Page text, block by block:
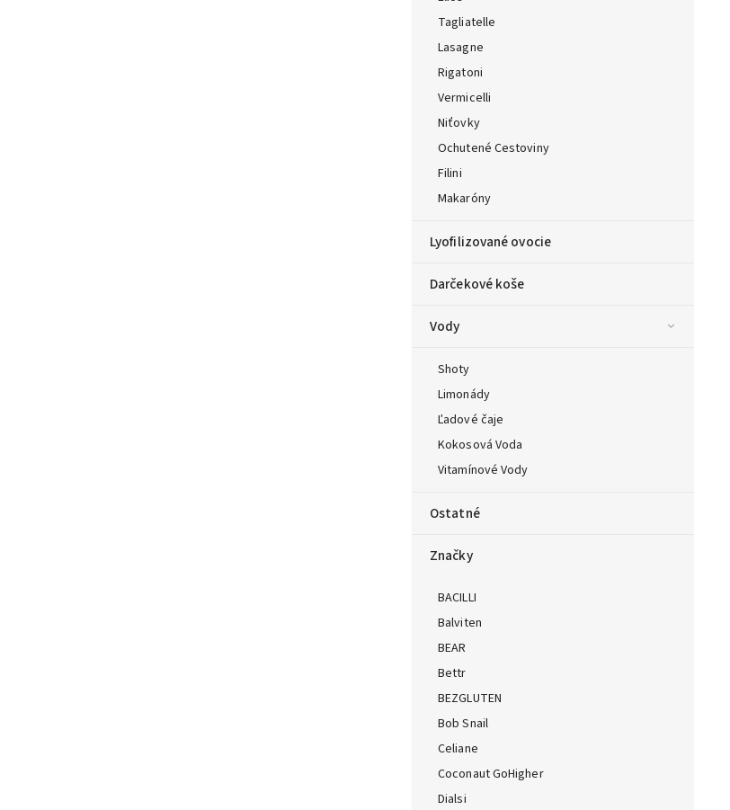
Tagliatelle
Lasagne
Rigatoni
Vermicelli
Niťovky
Ochutené Cestoviny
Filini
Makaróny
Lyofilizované ovocie
Darčekové koše
Vody
Shoty
Limonády
Ľadové čaje
Kokosová Voda
Vitamínové Vody
Ostatné
Značky
BACILLI
Balviten
BEAR
Bettr
BEZGLUTEN
Bob Snail
Celiane
Coconaut GoHigher
Dialsi